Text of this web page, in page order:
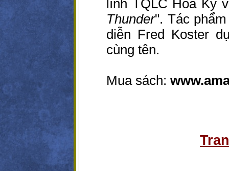
lính TQLC Hoa Kỳ
Thunder". Tác
diễn Fred Koster
cùng tên.
Mua sách: